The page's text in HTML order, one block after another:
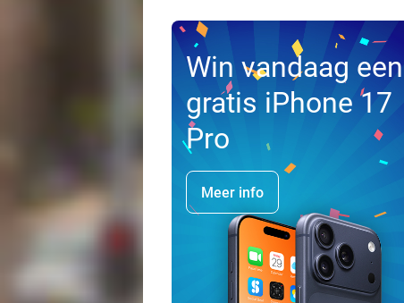
Win vandaag een
gratis iPhone 17
Pro
Meer info